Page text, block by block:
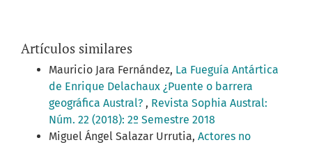
Artículos similares
Mauricio Jara Fernández, La Fueguía Antártica
de Enrique Delachaux ¿Puente o barrera
geográfica Austral? , Revista Sophia Austral:
Núm. 22 (2018): 2º Semestre 2018
Miguel Ángel Salazar Urrutia, Actores no